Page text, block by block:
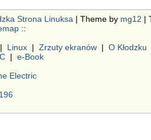
Strona Linuksa | Theme by mg12 |
::
| Linux | Zrzuty ekranów | O Kłodzku
| e-Book
Electric